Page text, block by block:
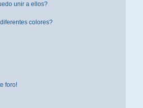
unir a ellos?
colores?
foro!